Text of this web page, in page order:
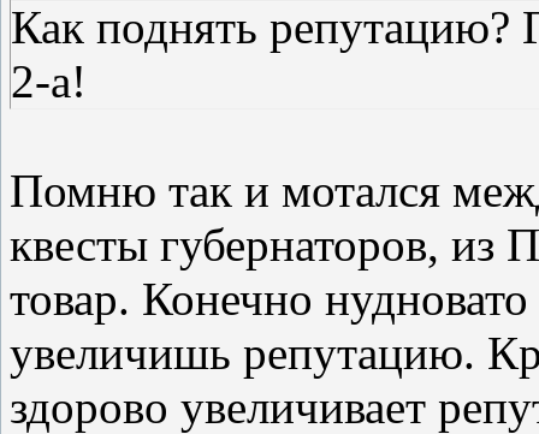
Как поднять репутацию?
2-а!
Помню так и мотался
квесты губернаторов, из
товар. Конечно
увеличишь репутацию.
здорово увеличивает